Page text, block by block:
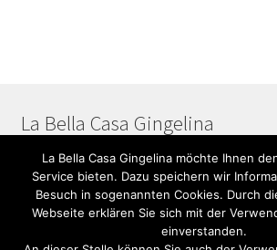
La Bella Casa Gingelina
AGB / Conditions / Conditions /
Hinweise & Datenschutz / Notes &
La Bella Casa Gingelina möchte Ihnen
Service bieten. Dazu speichern wir
Besuch in sogenannten Cookies. Durch
Webseite erklären Sie sich mit der
einverstanden.